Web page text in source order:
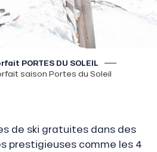
PORTES DU SOLEIL
saison Portes du Soleil
de ski gratuites dans des
prestigieuses comme les 4